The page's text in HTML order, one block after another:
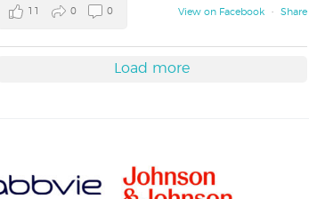
View on Facebook · Share
11 0 0
Load more